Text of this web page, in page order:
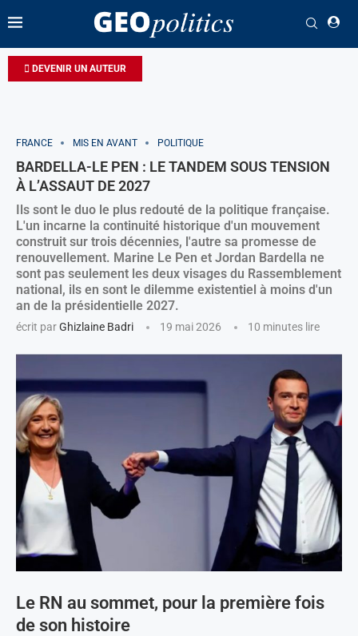
DEVENIR UN AUTEUR
FRANCE MIS EN AVANT POLITIQUE
BARDELLA-LE PEN : LE TANDEM SOUS TENSION
À L’ASSAUT DE 2027
Ils sont le duo le plus redouté de la politique française.
L'un incarne la continuité historique d'un mouvement
construit sur trois décennies, l'autre sa promesse de
renouvellement. Marine Le Pen et Jordan Bardella ne
sont pas seulement les deux visages du Rassemblement
national, ils en sont le dilemme existentiel à moins d'un
an de la présidentielle 2027.
écrit parGhizlaine Badri 19 mai 2026 10 minutes lire
Le RN au sommet, pour la première fois
de son histoire